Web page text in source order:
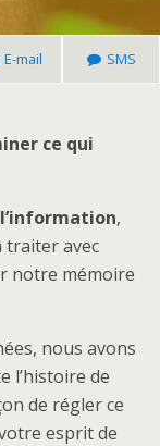
E-mail SMS
ce qui
l’information,
traiter avec
notre mémoire
nous avons
l’histoire de
de régler ce
esprit de